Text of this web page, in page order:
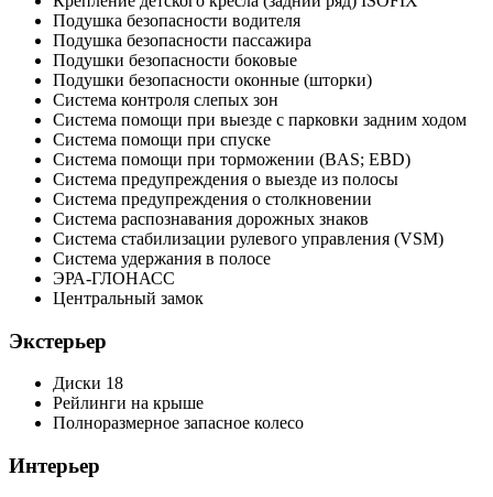
Подушка безопасности водителя
Подушка безопасности пассажира
Подушки безопасности боковые
Подушки безопасности оконные (шторки)
Система контроля слепых зон
Система помощи при выезде с парковки задним ходом
Система помощи при спуске
Система помощи при торможении (BAS; EBD)
Система предупреждения о выезде из полосы
Система предупреждения о столкновении
Система распознавания дорожных знаков
Система стабилизации рулевого управления (VSM)
Система удержания в полосе
ЭРА-ГЛОНАСС
Центральный замок
Экстерьер
Диски 18
Рейлинги на крыше
Полноразмерное запасное колесо
Интерьер